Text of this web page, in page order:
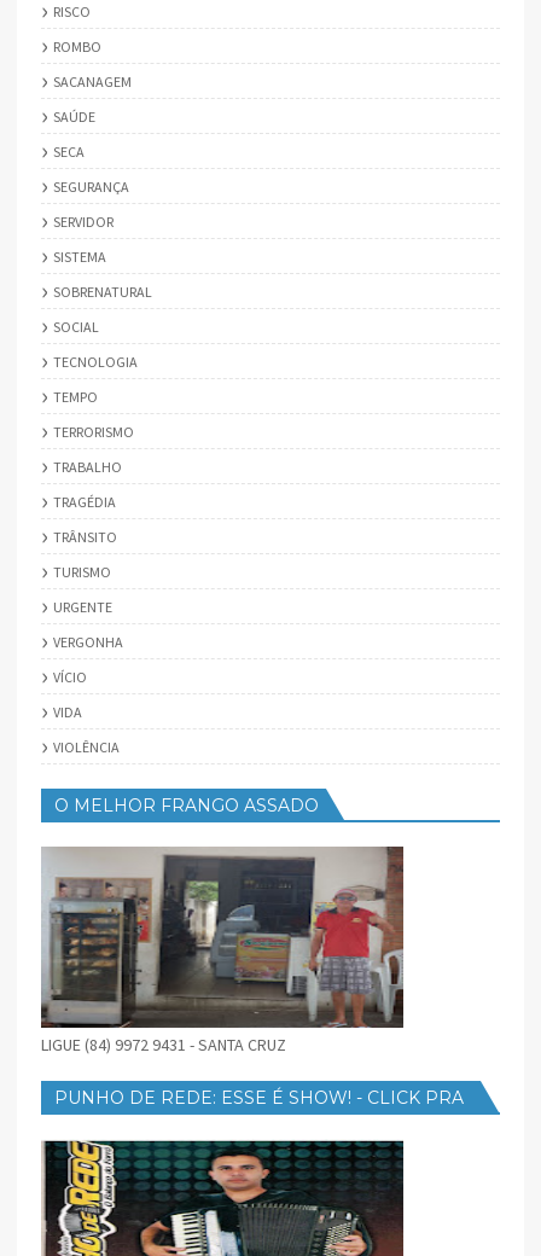
RISCO
ROMBO
SACANAGEM
SAÚDE
SECA
SEGURANÇA
SERVIDOR
SISTEMA
SOBRENATURAL
SOCIAL
TECNOLOGIA
TEMPO
TERRORISMO
TRABALHO
TRAGÉDIA
TRÂNSITO
TURISMO
URGENTE
VERGONHA
VÍCIO
VIDA
VIOLÊNCIA
O MELHOR FRANGO ASSADO
LIGUE (84) 9972 9431 - SANTA CRUZ
PUNHO DE REDE: ESSE É SHOW! - CLICK PRA